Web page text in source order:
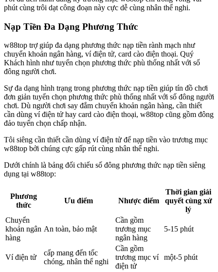
phút cùng trôi dạt công đoạn này cực dễ cùng nhân thể nghi.
Nạp Tiền Đa Dạng Phương Thức
w88top trợ giúp đa dạng phương thức nạp tiền rành mạch như
chuyển khoản ngân hàng, ví điện tử, card cào điện thoại. Quý
Khách hình như tuyển chọn phương thức phù thống nhất với số
đông người chơi.
Sự đa dạng hình trạng trong phương thức nạp tiền giúp tín đồ chơi
đơn giản tuyển chọn phương thức phù thống nhất với số đông người
chơi. Dù người chơi say đắm chuyển khoản ngân hàng, cần thiết
cần dùng ví điện tử hay card cào điện thoại, w88top cũng gồm đông
đảo tuyển chọn chấp nhận.
Tôi siêng cần thiết cần dùng ví điện tử để nạp tiền vào trương mục
w88top bởi chúng cực gấp rút cùng nhân thể nghi.
Dưới chính là bảng đối chiếu số đông phương thức nạp tiền siêng
dụng tại w88top:
Phương
thức
Ưu điểm Nhược điểm
Thời gian giải
quyết cùng xử
lý
Chuyển
khoản ngân
hàng
An toàn, bảo mật
Cần gồm
trương mục
ngân hàng
5-15 phút
Ví điện tử
cấp mang đến tốc
chóng, nhân thể nghi
Cần gồm
trương mục ví
điện tử
một-5 phút